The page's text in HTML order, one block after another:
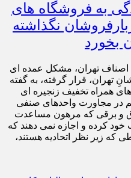
به فروشگاه های
نگذاشته
بخورد
اصناف تهران، مشکل عمده ای
تهران، قرار گرفته، به گفته
همراه تخفیف زنجیره ای
در مجاورت واحدهای صنفی
و برقی که مرهون مساعدت
کرده و اجازه نمی دهند که
که زیر نظر اتحادیه هستند،